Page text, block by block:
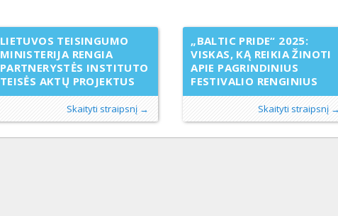
LIETUVOS TEISINGUMO
MINISTERIJA RENGIA
PARTNERYSTĖS INSTITUTO
TEISĖS AKTŲ PROJEKTUS
Skaityti straipsnį →
„BALTIC PRIDE“ 2025:
VISKAS, KĄ REIKIA ŽINOTI
APIE PAGRINDINIUS
FESTIVALIO RENGINIUS
Skaityti straipsnį